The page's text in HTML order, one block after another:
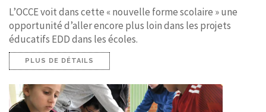
L’OCCE voit dans cette « nouvelle forme scolaire » une
opportunité d’aller encore plus loin dans les projets
éducatifs EDD dans les écoles.
PLUS DE DÉTAILS